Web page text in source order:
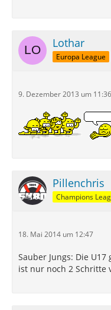
Lothar
Europa League
9. Dezember 2013 um 11:36
Pillenchris
Champions
18. Mai 2014 um 12:47
Sauber Jungs: Die
ist nur noch 2 Schritte